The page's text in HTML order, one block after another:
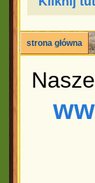
strona główna